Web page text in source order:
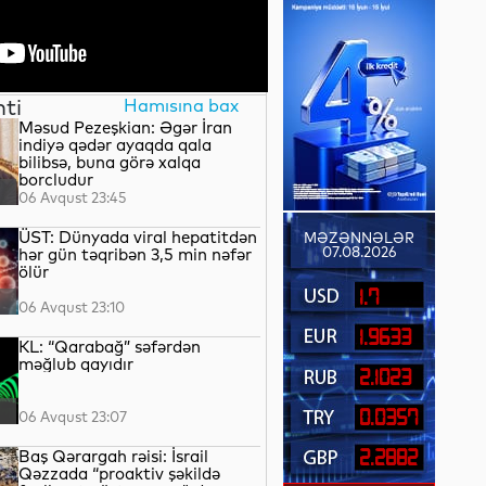
Hamısına bax
Məsud Pezeşkian: Əgər İran
indiyə qədər ayaqda qala
bilibsə, buna görə xalqa
borcludur
06 Avqust 23:45
ÜST: Dünyada viral hepatitdən
hər gün təqribən 3,5 min nəfər
ölür
06 Avqust 23:10
KL: “Qarabağ” səfərdən
məğlub qayıdır
06 Avqust 23:07
Baş Qərargah rəisi: İsrail
Qəzzada “proaktiv şəkildə
MƏZƏNNƏLƏR
07.08.2026
1.7
1.9633
2.1023
0.0357
2.2882